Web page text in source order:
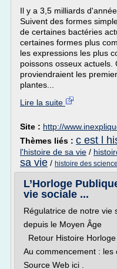
Il y a 3,5 milliards
Suivent des formes
de certaines bactéries
certaines formes plus
les expressions les plus
poissons osseux
proviendraient les
plantes...
Lire la suite
Site : http://
Thèmes liés : c est l
l'histoire de sa vie /
sa vie / histoire des
L’Horloge
vie sociale ...
Régulatrice de notre vie
depuis le Moyen Âge
Retour Histoire
Au commencement : les
Source Web ici .